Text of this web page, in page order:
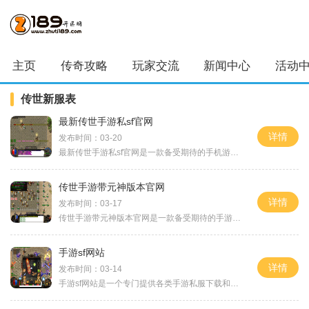
主页 传奇攻略 玩家交流 新闻中心 活动
传世新服表
最新传世手游私sf官网
发布时间：03-20
最新传世手游私sf官网是一款备受期待的手机游戏。作为传世手游的正统续作，该游戏保留了原作的经典元素，同时还加入了全新的玩法和特色，为玩家带来了更加丰富和激动人心的游戏
详情
传世手游带元神版本官网
发布时间：03-17
传世手游带元神版本官网是一款备受期待的手游，该游戏在游戏界引起了很大的关注。游戏以传世手游为基础，提供了全新的元神版本，为玩家带来更加精彩的游戏体验。下面将详细介
详情
手游sf网站
发布时间：03-14
手游sf网站是一个专门提供各类手游私服下载和资讯的网站。在这个网站上，玩家可以找到各类经典游戏的私服版本，体验不一样的游戏乐趣。下面将详细介绍手游sf网站以及其中的游戏
详情